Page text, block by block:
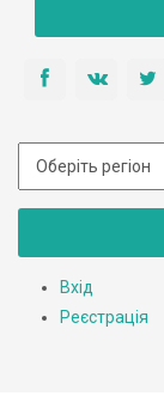
Вхід
Реєстрація